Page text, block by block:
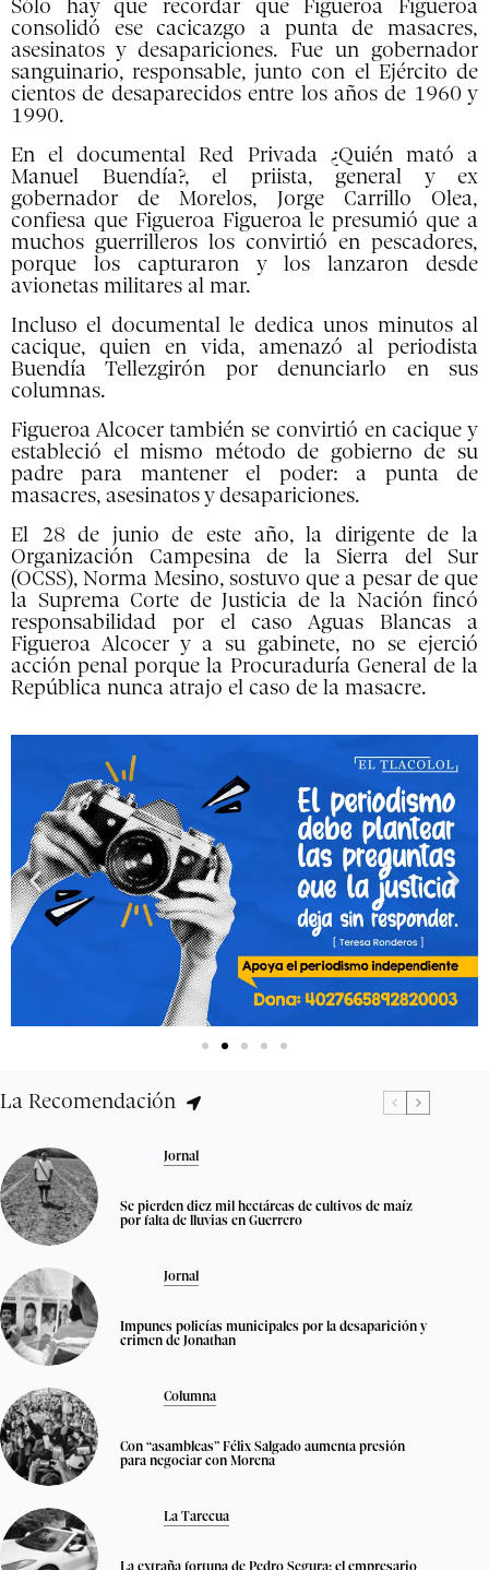
Sólo hay que recordar que Figueroa Figueroa
consolidó ese cacicazgo a punta de masacres,
asesinatos y desapariciones. Fue un gobernador
sanguinario, responsable, junto con el Ejército de
cientos de desaparecidos entre los años de 1960 y
1990.
En el documental Red Privada ¿Quién mató a
Manuel Buendía?, el priista, general y ex
gobernador de Morelos, Jorge Carrillo Olea,
confiesa que Figueroa Figueroa le presumió que a
muchos guerrilleros los convirtió en pescadores,
porque los capturaron y los lanzaron desde
avionetas militares al mar.
Incluso el documental le dedica unos minutos al
cacique, quien en vida, amenazó al periodista
Buendía Tellezgirón por denunciarlo en sus
columnas.
Figueroa Alcocer también se convirtió en cacique y
estableció el mismo método de gobierno de su
padre para mantener el poder: a punta de
masacres, asesinatos y desapariciones.
El 28 de junio de este año, la dirigente de la
Organización Campesina de la Sierra del Sur
(OCSS), Norma Mesino, sostuvo que a pesar de que
la Suprema Corte de Justicia de la Nación fincó
responsabilidad por el caso Aguas Blancas a
Figueroa Alcocer y a su gabinete, no se ejerció
acción penal porque la Procuraduría General de la
República nunca atrajo el caso de la masacre.
La Recomendación
Jornal
Se pierden diez mil hectáreas de cultivos de maíz
por falta de lluvias en Guerrero
Jornal
Impunes policías municipales por la desaparición y
crimen de Jonathan
Columna
Con “asambleas” Félix Salgado aumenta presión
para negociar con Morena
La Tarecua